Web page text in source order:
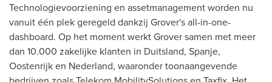
Technologievoorziening en assetmanagement worden nu
vanuit één plek geregeld dankzij Grover's all-in-one-
dashboard. Op het moment werkt Grover samen met meer
dan 10.000 zakelijke klanten in Duitsland, Spanje,
Oostenrijk en Nederland, waaronder toonaangevende